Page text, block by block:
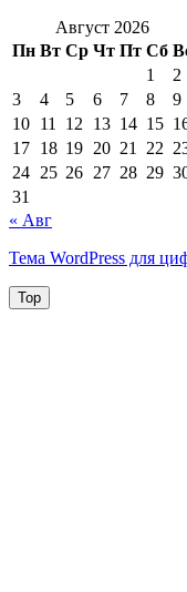
Август 2026
Пн Вт Ср Чт Пт Сб
1
2
3
4 5 6 7 8
9
10 11 12 13 14 15
17 18 19 20 21 22
24 25 26 27 28 29
31
« Авг
Тема WordPress для
Top